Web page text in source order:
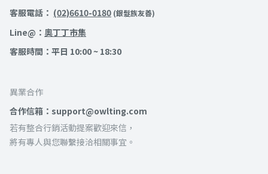
客服電話： (02)6610-0180 (銀髮族友善)
Line@： 奧丁丁市集
客服時間：平日 10:00 ~ 18:30
異業合作
合作信箱：support@owlting.com
若有整合行銷活動提案歡迎來信，
將有專人與您聯繫接洽相關事宜。